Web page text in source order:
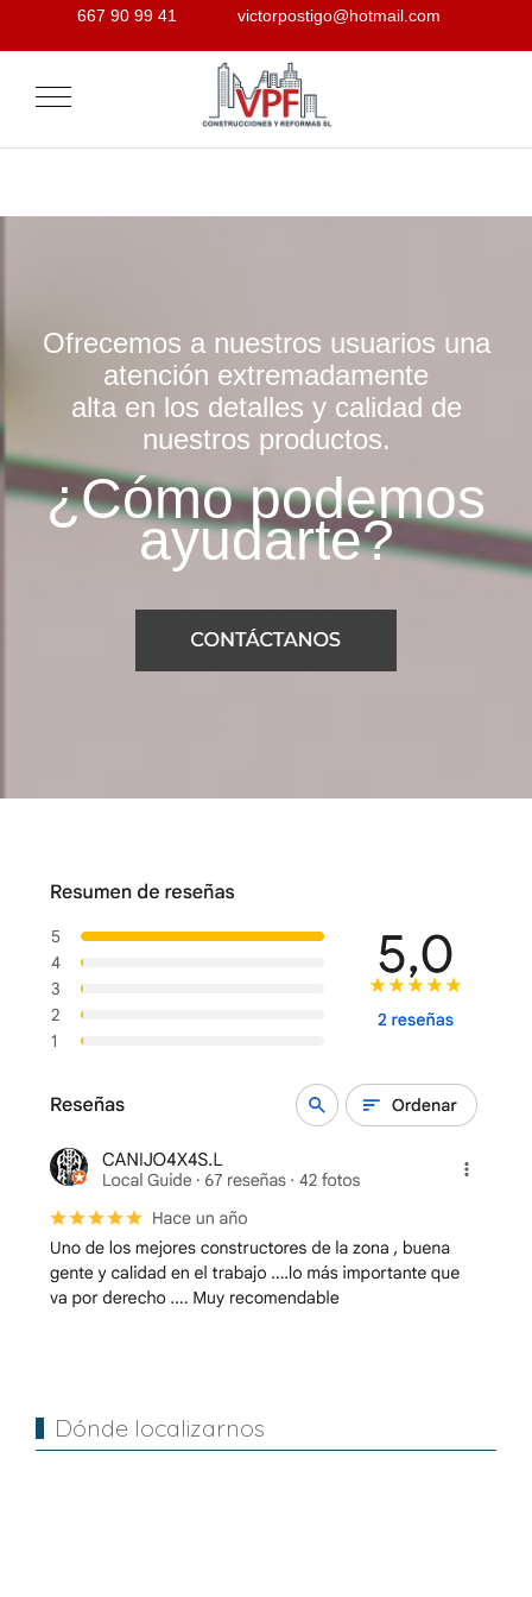
667 90 99 41 victorpostigo@hotmail.com
Mobile Menu Toggle
Ofrecemos a nuestros usuarios una
atención extremadamente
alta en los detalles y calidad de
nuestros productos.
¿Cómo podemos
ayudarte?
Dónde localizarnos